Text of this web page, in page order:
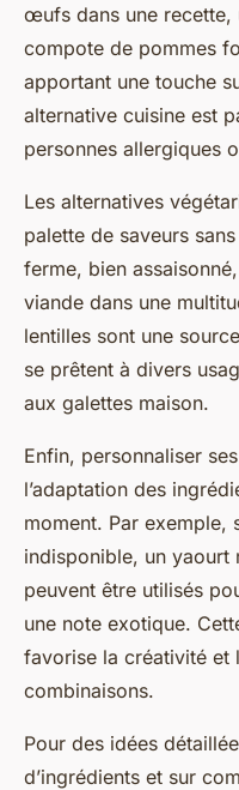
œufs dans une recette,
compote de pommes
apportant une touche
alternative cuisine est
personnes allergiques
Les alternatives
palette de saveurs
ferme, bien
viande dans une
lentilles sont une
se prêtent à divers
aux galettes maison.
Enfin, personnaliser
l’adaptation des
moment. Par exemple,
indisponible, un yaourt
peuvent être utilisés
une note exotique.
favorise la créativité et
combinaisons.
Pour des idées
d’ingrédients et sur